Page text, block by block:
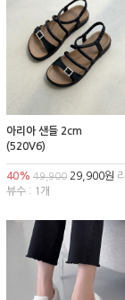
아리아 샌들 2cm
(520V6)
40% 49,900 29,900원 리
뷰수 : 1개